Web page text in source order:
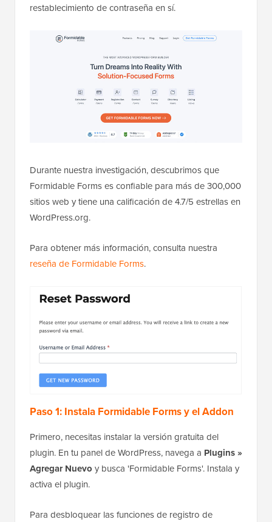
restablecimiento de contraseña en sí.
Durante nuestra investigación, descubrimos que
Formidable Forms es confiable para más de 300,000
sitios web y tiene una calificación de 4.7/5 estrellas en
WordPress.org.
Para obtener más información, consulta nuestra
reseña de Formidable Forms.
Paso 1: Instala Formidable Forms y el Addon
Primero, necesitas instalar la versión gratuita del
plugin. En tu panel de WordPress, navega a Plugins »
Agregar Nuevo y busca 'Formidable Forms'. Instala y
activa el plugin.
Para desbloquear las funciones de registro de